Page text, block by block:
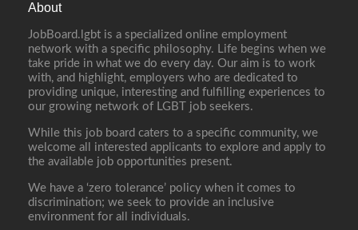
About
JobBoard.lgbt is a specialized online employment
network with a specific philosophy. Life begins when we
take pride in what we do every day. Our aim is to work
with, and highlight, employers who are dedicated to
providing unique, interesting and fulfilling experiences to
our growing network of LGBT job seekers.
While this job board caters to a specific community, we
welcome all interested applicants to explore and apply to
the available job opportunities present.
We have a ‘zero tolerance’ policy when it comes to
discrimination; we seek to provide an inclusive
environment for all individuals.